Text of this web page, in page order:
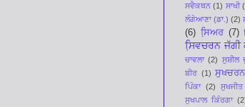
ਸਵੈਕਥਨ (1) ਸਾਖੀ
ਲੰਗੇਆਣਾ (ਡਾ.) (2)
(6) ਸਿ਼ਅਰ (7)
ਸਿ਼ਵਚਰਨ ਜੱਗੀ
ਚਾਵਲਾ (2) ਸੁਸ਼ੀਲ
ਬੀਰ (1)
ਪਿੰਕਾ (2)
ਸੁਖਪਾਲ ਕਿੰਰਗਾ